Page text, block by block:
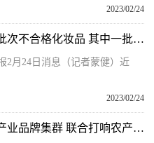
2023/02/24
环球时讯：国家药监局公布57批次不合格化妆品 其中一批次涉及海南陵水
2月24日消息（记者蒙健）近
2023/02/24
中国热科院牵手海南乡村振兴产业品牌集群 联合打响农产品品牌